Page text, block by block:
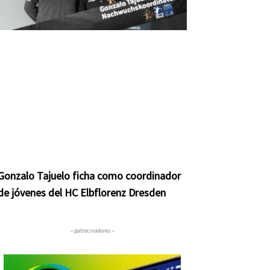
Tajuelo ficha como coordinador
jóvenes del HC Elbflorenz Dresden
– patrocinadores –